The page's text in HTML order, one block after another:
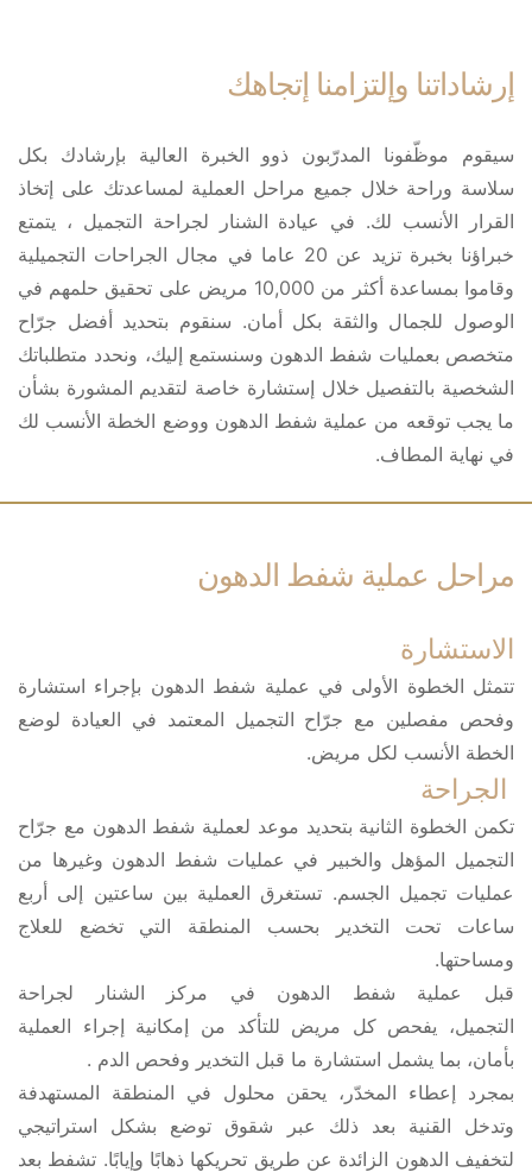
إرشاداتنا وإلتزامنا إتجاهك
سيقوم موظّفونا المدرّبون ذوو الخبرة العالية بإرشادك بكل
سلاسة وراحة خلال جميع مراحل العملية لمساعدتك على إتخاذ
القرار الأنسب لك. في عيادة الشنار لجراحة التجميل ، يتمتع
خبراؤنا بخبرة تزيد عن 20 عاما في مجال الجراحات التجميلية
وقاموا بمساعدة أكثر من 10,000 مريض على تحقيق حلمهم في
الوصول للجمال والثقة بكل أمان. سنقوم بتحديد أفضل جرّاح
متخصص بعمليات شفط الدهون وسنستمع إليك، ونحدد متطلباتك
الشخصية بالتفصيل خلال إستشارة خاصة لتقديم المشورة بشأن
ما يجب توقعه من عملية شفط الدهون ووضع الخطة الأنسب لك
في نهاية المطاف.
مراحل عملية شفط الدهون
الاستشارة
تتمثل الخطوة الأولى في عملية شفط الدهون بإجراء استشارة
وفحص مفصلين مع جرّاح التجميل المعتمد في العيادة لوضع
الخطة الأنسب لكل مريض.
الجراحة
تكمن الخطوة الثانية بتحديد موعد لعملية شفط الدهون مع جرّاح
التجميل المؤهل والخبير في عمليات شفط الدهون وغيرها من
عمليات تجميل الجسم. تستغرق العملية بين ساعتين إلى أربع
ساعات تحت التخدير بحسب المنطقة التي تخضع للعلاج
ومساحتها.
قبل عملية شفط الدهون في مركز الشنار لجراحة
التجميل، يفحص كل مريض للتأكد من إمكانية إجراء العملية
بأمان، بما يشمل استشارة ما قبل التخدير وفحص الدم .
بمجرد إعطاء المخدّر، يحقن محلول في المنطقة المستهدفة
وتدخل القنية بعد ذلك عبر شقوق توضع بشكل استراتيجي
لتخفيف الدهون الزائدة عن طريق تحريكها ذهابًا وإيابًا. تشفط بعد